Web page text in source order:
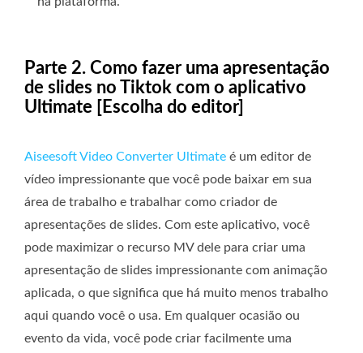
Parte 2. Como fazer uma apresentação
de slides no Tiktok com o aplicativo
Ultimate [Escolha do editor]
Aiseesoft Video Converter Ultimate é um editor de
vídeo impressionante que você pode baixar em sua
área de trabalho e trabalhar como criador de
apresentações de slides. Com este aplicativo, você
pode maximizar o recurso MV dele para criar uma
apresentação de slides impressionante com animação
aplicada, o que significa que há muito menos trabalho
aqui quando você o usa. Em qualquer ocasião ou
evento da vida, você pode criar facilmente uma